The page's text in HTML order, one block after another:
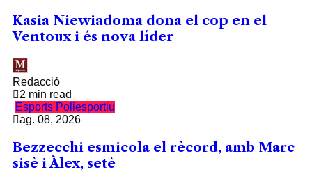
Kasia Niewiadoma dona el cop en el
Ventoux i és nova líder
Redacció
2 min read
Esports Poliesportiu
ag. 08, 2026
Bezzecchi esmicola el rècord, amb Marc
sisè i Àlex, setè